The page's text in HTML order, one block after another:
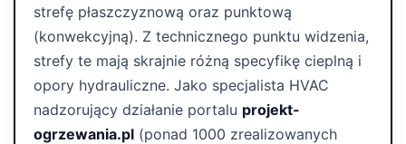
strefę płaszczyznową oraz punktową
(konwekcyjną). Z technicznego punktu widzenia,
strefy te mają skrajnie różną specyfikę cieplną i
opory hydrauliczne. Jako specjalista HVAC
nadzorujący działanie portalu projekt-
ogrzewania.pl (ponad 1000 zrealizowanych